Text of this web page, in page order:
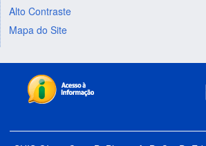
Alto Contraste
Mapa do Site